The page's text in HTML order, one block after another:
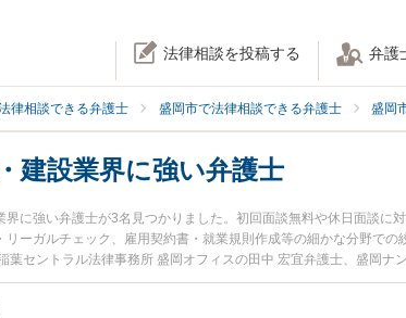
法律相談を投稿する 弁護
律相談できる弁護士 盛岡市で法律相談できる弁護士 盛岡
建設業界に強い弁護士
に強い弁護士が3名見つかりました。初回面談無料や休日面談に
リーガルチェック、雇用契約書・就業規則作成等の細かな分野で
葉セントラル法律事務所 盛岡オフィスの田中 宏宜弁護士、盛岡
で土日や夜間に発生した不動産・建設業界のトラブルを今すぐに
料で不動産・建設業界を法律相談できる盛岡市内の弁護士に相談